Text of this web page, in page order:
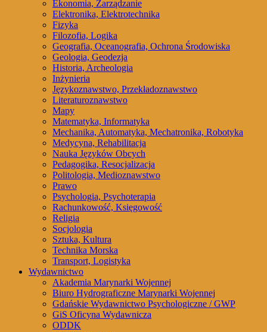
Ekonomia, Zarządzanie
Elektronika, Elektrotechnika
Fizyka
Filozofia, Logika
Geografia, Oceanografia, Ochrona Środowiska
Geologia, Geodezja
Historia, Archeologia
Inżynieria
Językoznawstwo, Przekładoznawstwo
Literaturoznawstwo
Mapy
Matematyka, Informatyka
Mechanika, Automatyka, Mechatronika, Robotyka
Medycyna, Rehabilitacja
Nauka Języków Obcych
Pedagogika, Resocjalizacja
Politologia, Medioznawstwo
Prawo
Psychologia, Psychoterapia
Rachunkowość, Księgowość
Religia
Socjologia
Sztuka, Kultura
Technika Morska
Transport, Logistyka
Wydawnictwo
Akademia Marynarki Wojennej
Biuro Hydrograficzne Marynarki Wojennej
Gdańskie Wydawnictwo Psychologiczne / GWP
GiS Oficyna Wydawnicza
ODDK